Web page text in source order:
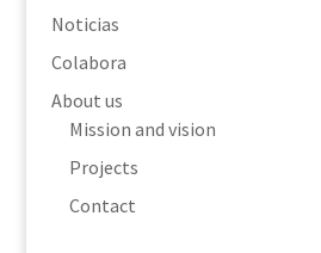
Noticias
Colabora
About us
Mission and vision
Projects
Contact